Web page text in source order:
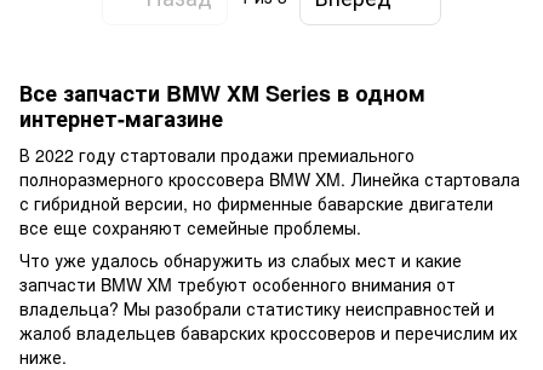
Все запчасти BMW XM Series в одном
интернет-магазине
В 2022 году стартовали продажи премиального
полноразмерного кроссовера BMW XM. Линейка стартовала
с гибридной версии, но фирменные баварские двигатели
все еще сохраняют семейные проблемы.
Что уже удалось обнаружить из слабых мест и какие
запчасти BMW XM требуют особенного внимания от
владельца? Мы разобрали статистику неисправностей и
жалоб владельцев баварских кроссоверов и перечислим их
ниже.